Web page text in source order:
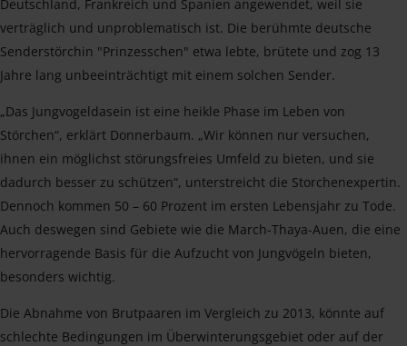
Deutschland, Frankreich und Spanien angewendet, weil sie
verträglich und unproblematisch ist. Die berühmte deutsche
Senderstörchin "Prinzesschen" etwa lebte, brütete und zog 13
Jahre lang unbeeinträchtigt mit einem solchen Sender.
„Das Jungvogeldasein ist eine heikle Phase im Leben von
Störchen“, erklärt Donnerbaum. „Wir können nur versuchen,
ihnen ein möglichst störungsfreies Umfeld zu bieten, und sie
dadurch besser zu schützen“, unterstreicht die Storchenexpertin.
Dennoch kommen 50 – 60 Prozent im ersten Lebensjahr zu Tode.
Auch deswegen sind Gebiete wie die March-Thaya-Auen, die eine
hervorragende Basis für die Aufzucht von Jungvögeln bieten,
besonders wichtig.
Die Abnahme von Brutpaaren im Vergleich zu 2013, könnte auf
schlechte Bedingungen im Überwinterungsgebiet oder auf der